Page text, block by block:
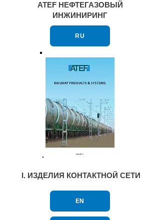
ATEF НЕФТЕГАЗОВЫЙ
ИНЖИНИРИНГ
RU
I. ИЗДЕЛИЯ КОНТАКТНОЙ СЕТИ
EN